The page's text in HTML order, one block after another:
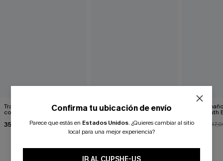
Traje de baño de una pieza
con estampado floral de
35,00 €
x JJD Muy Caliente One-
Piece Swimsuit
35,00 €
Traje de
verde South
33,00 €
Confirma tu ubicación de envío
Parece que estás en Estados Unidos. ¿Quieres cambiar al sitio
local para una mejor experiencia?
IR AL CUPSHE-US